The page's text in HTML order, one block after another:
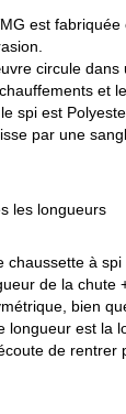
est
circule dans
et
spi est
par une
les longueurs
chaussette à
de la chute
bien
longueur est la
de rentrer